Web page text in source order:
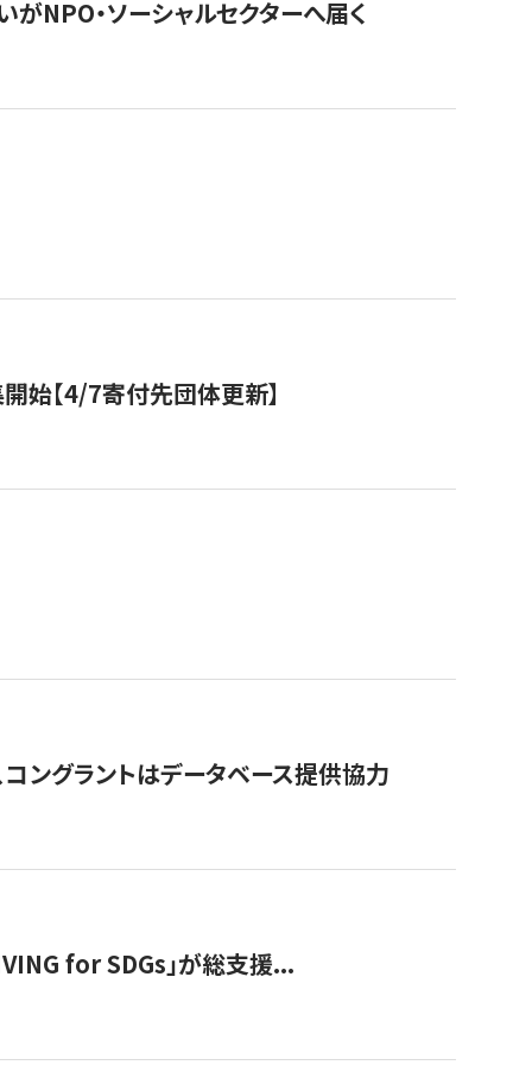
NPO・ソーシャルセクターへ届く
始【4/7寄付先団体更新】
ングラントはデータベース提供協力
for SDGs」が総支援...